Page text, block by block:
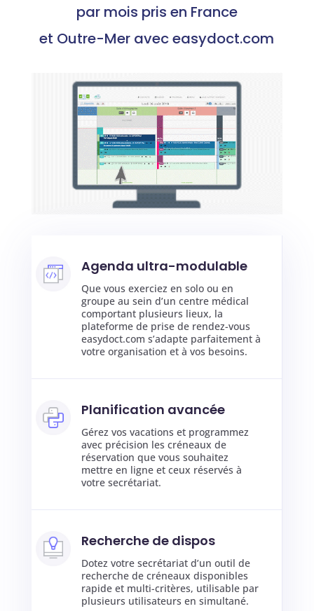
par mois pris en France
et Outre-Mer avec easydoct.com
Agenda ultra-modulable
Que vous exerciez en solo ou en
groupe au sein d’un centre médical
comportant plusieurs lieux, la
plateforme de prise de rendez-vous
easydoct.com s’adapte parfaitement à
votre organisation et à vos besoins.
Planification avancée
Gérez vos vacations et programmez
avec précision les créneaux de
réservation que vous souhaitez
mettre en ligne et ceux réservés à
votre secrétariat.
Recherche de dispos
Dotez votre secrétariat d’un outil de
recherche de créneaux disponibles
rapide et multi-critères, utilisable par
plusieurs utilisateurs en simultané.